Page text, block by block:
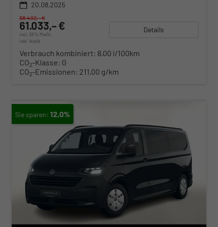
20.08.2025
61.033,– €
incl. 20% MwSt.
inkl. NoVA
68.402,– €
Details
Verbrauch kombiniert: 8,00 l/100km
CO2-Klasse: G
CO2-Emissionen: 211,00 g/km
12,0%